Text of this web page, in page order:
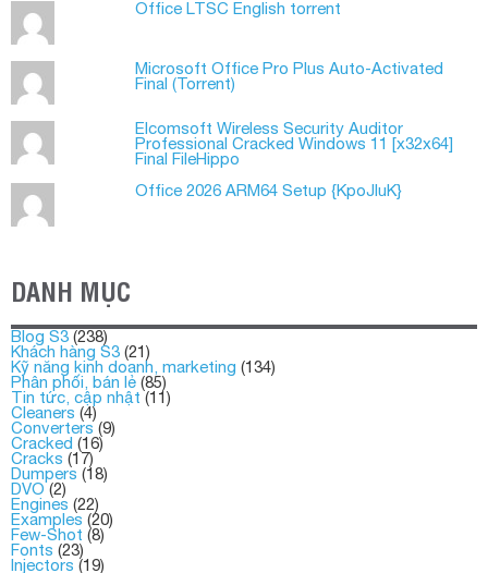
Office LTSC English torrent
Microsoft Office Pro Plus Auto-Activated
Final (Torrеnt)
Elcomsoft Wireless Security Auditor
Professional Cracked Windows 11 [x32x64]
Final FileHippo
Office 2026 ARM64 Setup {KpoJIuK}
DANH MỤC
Blog S3 (238)
Khách hàng S3 (21)
Kỹ năng kinh doanh, marketing (134)
Phân phối, bán lẻ (85)
Tin tức, cập nhật(11)
Cleaners (4)
Converters (9)
Cracked (16)
Cracks (17)
Dumpers (18)
DVO(2)
Engines (22)
Examples (20)
Few-Shot (8)
Fonts (23)
Injectors (19)